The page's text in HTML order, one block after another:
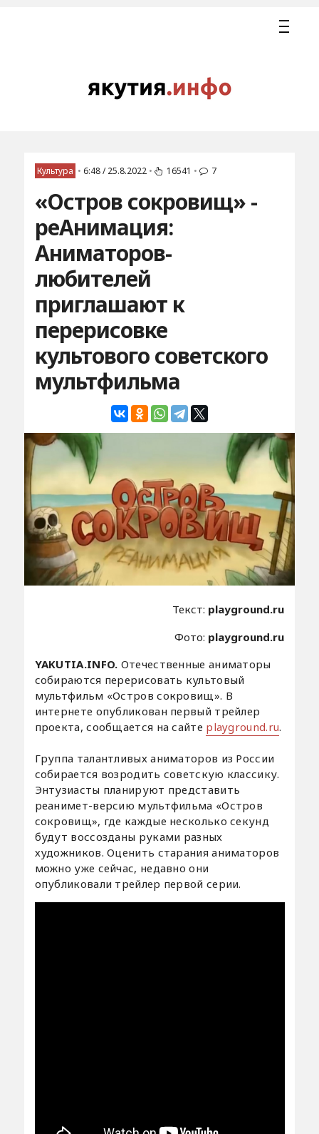
Культура • 6:48 / 25.8.2022 • 16541 • 7
«Остров сокровищ» -
реАнимация:
Аниматоров-
любителей
приглашают к
перерисовке
культового советского
мультфильма
Текст: playground.ru
Фото: playground.ru
YAKUTIA.INFO. Отечественные аниматоры
собираются перерисовать культовый
мультфильм «Остров сокровищ». В
интернете опубликован первый трейлер
проекта, сообщается на сайте playground.ru.
Группа талантливых аниматоров из России
собирается возродить советскую классику.
Энтузиасты планируют представить
реанимет-версию мультфильма «Остров
сокровищ», где каждые несколько секунд
будут воссозданы руками разных
художников. Оценить старания аниматоров
можно уже сейчас, недавно они
опубликовали трейлер первой серии.